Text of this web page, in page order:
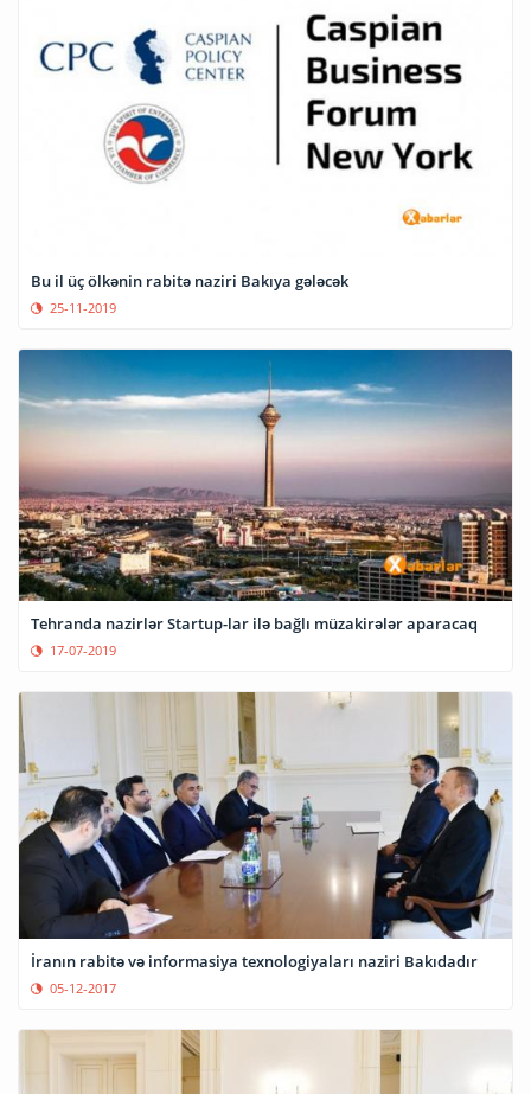
Bu il üç ölkənin rabitə naziri Bakıya gələcək
25-11-2019
Tehranda nazirlər Startup-lar ilə bağlı müzakirələr aparacaq
17-07-2019
İranın rabitə və informasiya texnologiyaları naziri Bakıdadır
05-12-2017